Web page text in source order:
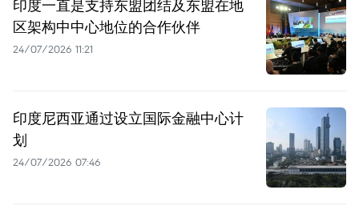
印度一直是支持东盟团结及东盟在地
区架构中中心地位的合作伙伴
24/07/2026 11:21
印度尼西亚通过设立国际金融中心计
划
24/07/2026 07:46